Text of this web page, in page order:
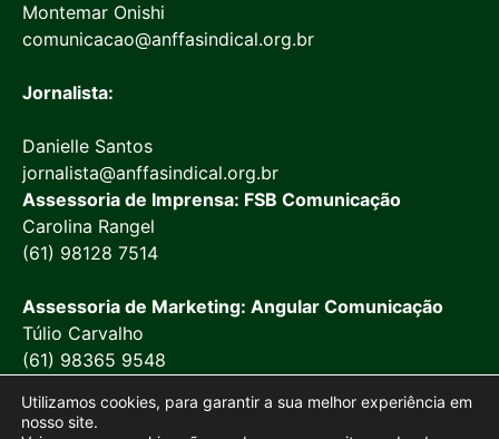
Montemar Onishi
comunicacao@anffasindical.org.br
Jornalista:
Danielle Santos
jornalista@anffasindical.org.br
Assessoria de Imprensa: FSB Comunicação
Carolina Rangel
(61) 98128 7514
Assessoria de Marketing: Angular Comunicação
Túlio Carvalho
(61) 98365 9548
Utilizamos cookies, para garantir a sua melhor experiência em
nosso site.